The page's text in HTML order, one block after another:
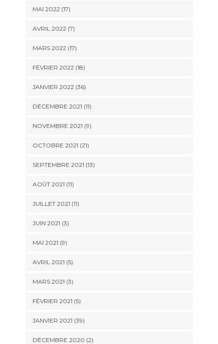
MAI 2022 (17)
AVRIL 2022 (7)
MARS 2022 (17)
FÉVRIER 2022 (18)
JANVIER 2022 (36)
DÉCEMBRE 2021 (11)
NOVEMBRE 2021 (9)
OCTOBRE 2021 (21)
SEPTEMBRE 2021 (13)
AOÛT 2021 (11)
JUILLET 2021 (11)
JUIN 2021 (3)
MAI 2021 (9)
AVRIL 2021 (5)
MARS 2021 (3)
FÉVRIER 2021 (5)
JANVIER 2021 (39)
DÉCEMBRE 2020 (2)